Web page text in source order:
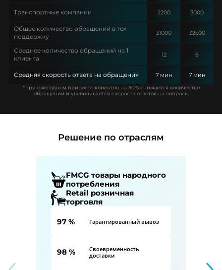
Транспортные компании 2200 3000
Общее количество обращений в тех
поддержку
31000 32500
Среднее количество обращений на 1
клиента
12 8
Средняя скорость ответа на обращения 7 мин 7 мин
*при ежегодном приросте клиентов на 30% снижается количество
обращений и увеличивается скорость ответов на вопросы
Решение по отраслям
FMCG товары народного
потребления
Retail розничная
торговля
97 % Гарантированный вывоз
98 %
Своевременность
доставки